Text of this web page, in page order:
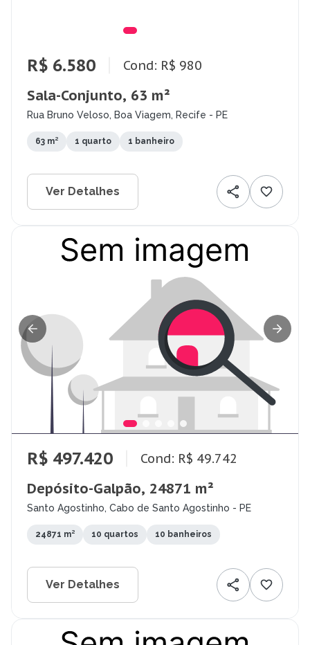
R$ 6.580 Cond: R$ 980
Sala-Conjunto, 63 m²
Rua Bruno Veloso, Boa Viagem, Recife - PE
63 m² 1 quarto 1 banheiro
Ver Detalhes
R$ 497.420 Cond: R$ 49.742
Depósito-Galpão, 24871 m²
Santo Agostinho, Cabo de Santo Agostinho - PE
24871 m² 10 quartos 10 banheiros
Ver Detalhes